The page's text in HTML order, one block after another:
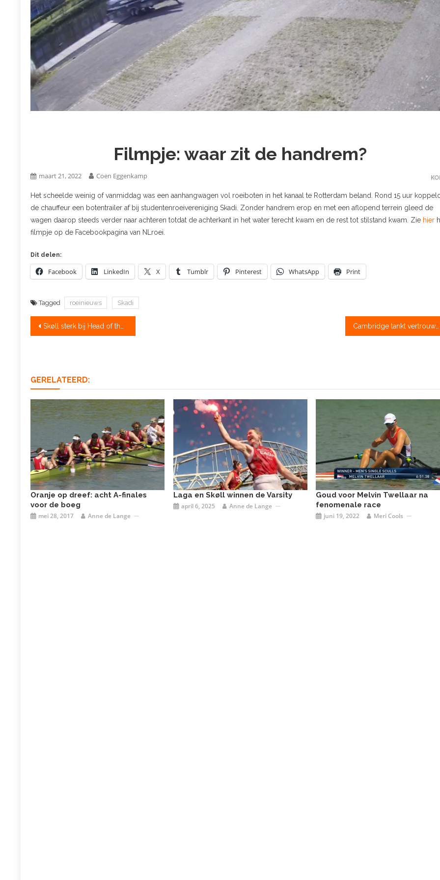
Filmpje: waar zit de handrem?
maart 21, 2022 Coen Eggenkamp
Het scheelde weinig of vanmiddag was een aanhangwagen vol roeiboten in het kanaal te Rotterdam beland. Rond 15 uur
de chauffeur een botentrailer af bij studentenroeivereniging Skadi. Zonder handrem erop en met een aflopend terrein gleed de
wagen daarop steeds verder naar achteren totdat de achterkant in het water terecht kwam en de rest tot stilstand kwam. Zie hier
filmpje op de Facebookpagina van NLroei.
Dit delen:
Facebook LinkedIn X Tumblr Pinterest WhatsApp Print
Tagged roeinieuws Skadi
Bericht
Skøll sterk bij Head of the River Cambridge tankt vertrouwen tegen Nederlandse ploegen
GERELATEERD:
Oranje op dreef: acht A-finales
voor de boeg
mei 28, 2017 Anne de Lange
Laga en Skøll winnen de Varsity
april 6, 2025 Anne de Lange
Goud voor Melvin Twellaar na
fenomenale race
juni 19, 2022 Meri Cools